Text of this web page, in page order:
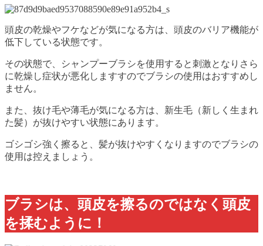
頭皮の乾燥やフケなどが気になる方は、頭皮のバリア機能が
低下している状態です。
その状態で、シャンプーブラシを使用すると刺激となりさら
に乾燥し症状が悪化しますすのでブラシの使用はおすすめし
ません。
また、抜け毛や薄毛が気になる方は、新生毛（新しく生まれ
た髪）が抜けやすい状態にあります。
ゴシゴシ強く擦ると、髪が抜けやすくなりますのでブラシの
使用は控えましょう。
ブラシは、頭皮を擦るのではなく頭皮
を揉むように！